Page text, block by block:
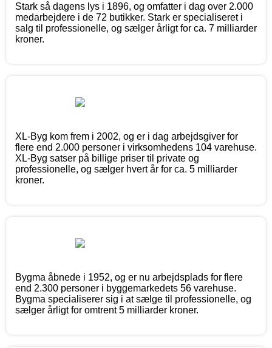
Stark så dagens lys i 1896, og omfatter i dag over 2.000
medarbejdere i de 72 butikker. Stark er specialiseret i
salg til professionelle, og sælger årligt for ca. 7 milliarder
kroner.
XL-Byg kom frem i 2002, og er i dag arbejdsgiver for
flere end 2.000 personer i virksomhedens 104 varehuse.
XL-Byg satser på billige priser til private og
professionelle, og sælger hvert år for ca. 5 milliarder
kroner.
Bygma åbnede i 1952, og er nu arbejdsplads for flere
end 2.300 personer i byggemarkedets 56 varehuse.
Bygma specialiserer sig i at sælge til professionelle, og
sælger årligt for omtrent 5 milliarder kroner.